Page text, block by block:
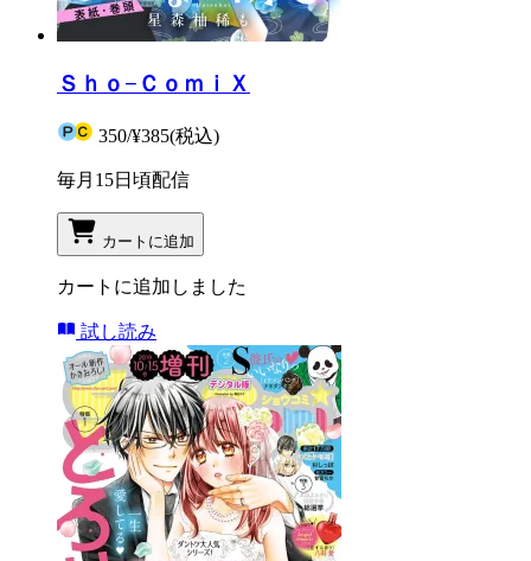
Ｓｈｏ−ＣｏｍｉＸ
350/¥385(税込)
毎月15日頃配信
カートに追加
カートに追加しました
試し読み